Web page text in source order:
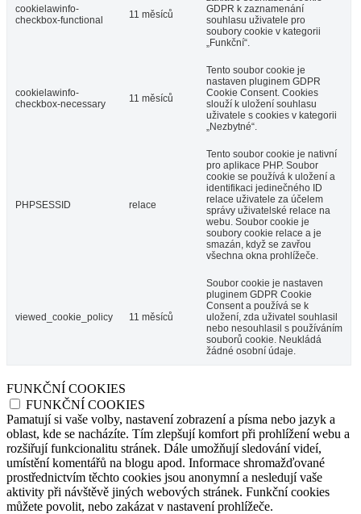
cookielawinfo-
checkbox-functional
11 měsíců
GDPR k zaznamenání
souhlasu uživatele pro
soubory cookie v kategorii
„Funkční“.
cookielawinfo-
checkbox-necessary
11 měsíců
Tento soubor cookie je
nastaven pluginem GDPR
Cookie Consent. Cookies
slouží k uložení souhlasu
uživatele s cookies v kategorii
„Nezbytné“.
PHPSESSID relace
Tento soubor cookie je nativní
pro aplikace PHP. Soubor
cookie se používá k uložení a
identifikaci jedinečného ID
relace uživatele za účelem
správy uživatelské relace na
webu. Soubor cookie je
soubory cookie relace a je
smazán, když se zavřou
všechna okna prohlížeče.
viewed_cookie_policy 11 měsíců
Soubor cookie je nastaven
pluginem GDPR Cookie
Consent a používá se k
uložení, zda uživatel souhlasil
nebo nesouhlasil s používáním
souborů cookie. Neukládá
žádné osobní údaje.
FUNKČNÍ COOKIES
FUNKČNÍ COOKIES
Pamatují si vaše volby, nastavení zobrazení a písma nebo jazyk a
oblast, kde se nacházíte. Tím zlepšují komfort při prohlížení webu a
rozšiřují funkcionalitu stránek. Dále umožňují sledování videí,
umístění komentářů na blogu apod. Informace shromažďované
prostřednictvím těchto cookies jsou anonymní a nesledují vaše
aktivity při návštěvě jiných webových stránek. Funkční cookies
můžete povolit, nebo zakázat v nastavení prohlížeče.